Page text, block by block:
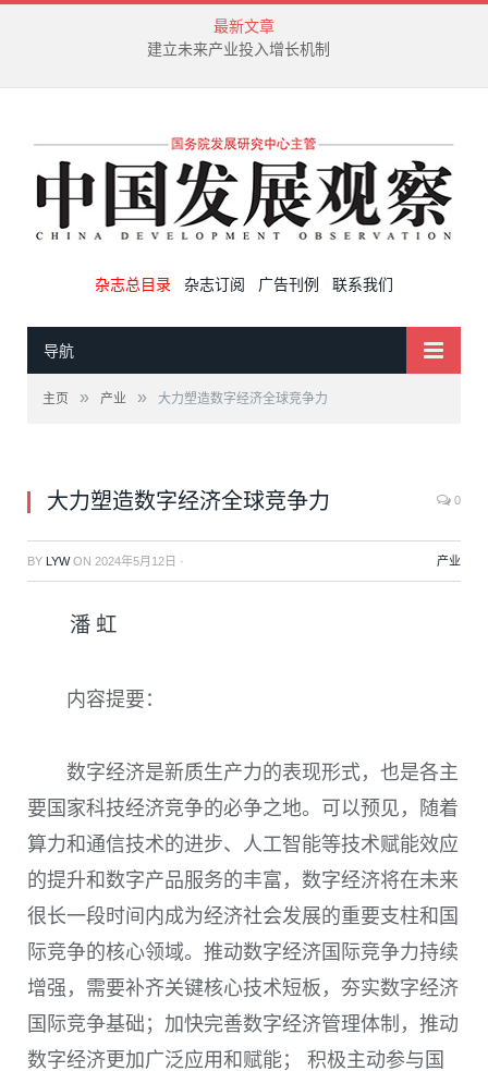
最新文章
中央企业增长“第二曲线”的时代内涵与实现路径
杂志总目录 杂志订阅 广告刊例 联系我们
导航
主页 » 产业 » 大力塑造数字经济全球竞争力
大力塑造数字经济全球竞争力 0
BY LYWON 2024年5月12日 · 产业
潘 虹
内容提要：
数字经济是新质生产力的表现形式，也是各主
要国家科技经济竞争的必争之地。可以预见，随着
算力和通信技术的进步、人工智能等技术赋能效应
的提升和数字产品服务的丰富，数字经济将在未来
很长一段时间内成为经济社会发展的重要支柱和国
际竞争的核心领域。推动数字经济国际竞争力持续
增强，需要补齐关键核心技术短板，夯实数字经济
国际竞争基础；加快完善数字经济管理体制，推动
数字经济更加广泛应用和赋能； 积极主动参与国